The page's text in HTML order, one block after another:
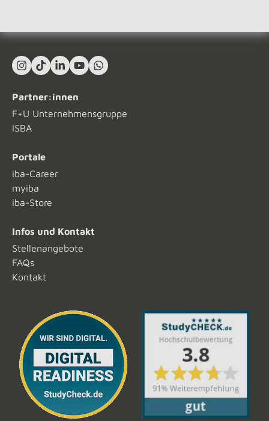
Instagram
TikTokLinkedIn In
YouTubeWhat's App
Partner:innen
F+U Unternehmensgruppe
ISBA
Portale
iba-Career
myiba
iba-Store
Infos und Kontakt
Stellenangebote
FAQs
Kontakt